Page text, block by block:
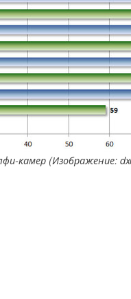
камер (Изображение: